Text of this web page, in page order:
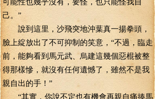
可能性也幾乎沒有，要怪，也只能怪我自
己。”
說到這里，沙飛突地沖葉真一揚拳頭，
臉上綻放出了不可抑制的笑意，“不過，臨走
前，能夠看到馬元武、烏建這幾個惡棍被整
得那樣慘，就沒有任何遺憾了，雖然不是我
親自出的手！”
“其實，你說不定也有機會再親自痛揍馬